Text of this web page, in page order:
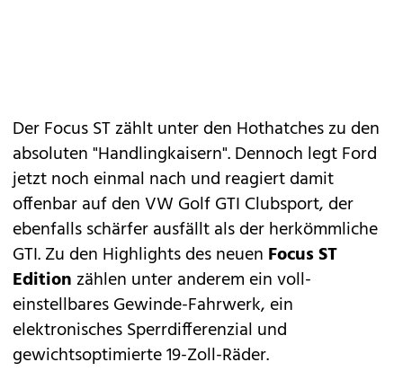
DerFocus STzählt unter den Hothatches zu den
absoluten "Handlingkaisern". Dennoch legtFord
jetzt noch einmal nach und reagiert damit
offenbar auf den VW Golf GTI Clubsport, der
ebenfalls schärfer ausfällt als der herkömmliche
GTI. Zu den Highlights des neuen Focus ST
Editionzählen unter anderem ein voll-
einstellbares Gewinde-Fahrwerk, ein
elektronisches Sperrdifferenzial und
gewichtsoptimierte 19-Zoll-Räder.